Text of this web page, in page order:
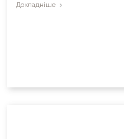
Докладніше